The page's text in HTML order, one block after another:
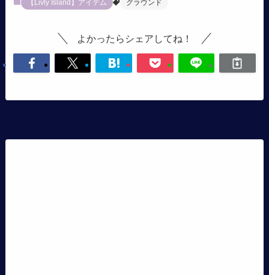
【Livly Island】アイテム グラウンド
よかったらシェアしてね！